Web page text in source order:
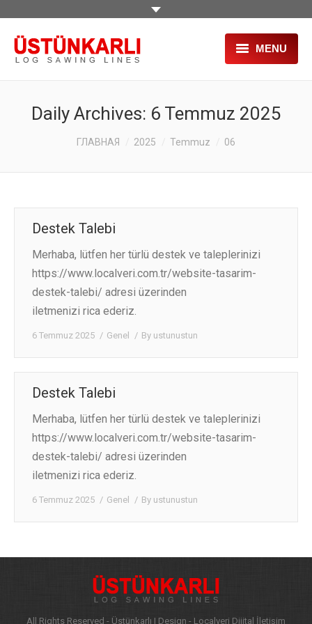
MENU
О НАС
ПРОДУКЦИЯ
ВЫСТАВКИ
HR
КОНТАКТЫ
Daily Archives: 6 Temmuz 2025
ГЛАВНАЯ 2025 Temmuz 06
Destek Talebi
Merhaba, lütfen her türlü destek ve taleplerinizi
https://www.localveri.com.tr/website-tasarim-
destek-talebi/ adresi üzerinden
iletmenizi rica ederiz.
6 Temmuz 2025 Genel By ustunustun
Destek Talebi
Merhaba, lütfen her türlü destek ve taleplerinizi
https://www.localveri.com.tr/website-tasarim-
destek-talebi/ adresi üzerinden
iletmenizi rica ederiz.
6 Temmuz 2025 Genel By ustunustun
All Rights Reserved - Üstünkarlı | Design - Localveri Dijital İletişim